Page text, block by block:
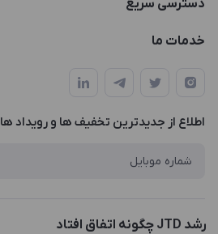
طبقه3
دسترسی سریع
حساب کاربری
لیست محصولات
درباره ما
خدمات ما
چاپ و حکاکی
طراحی سه بعدی
اطلاع از جدیدترین تخفیف ها و رویداد ها
رشد JTD چگونه اتفاق افتاد